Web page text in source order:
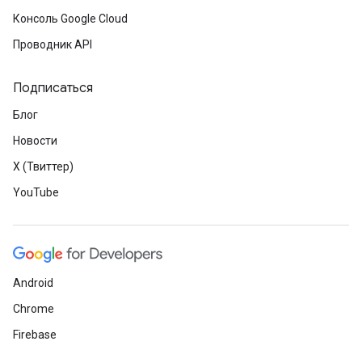
Консоль Google Cloud
Проводник API
Подписаться
Блог
Новости
X (Твиттер)
YouTube
Android
Chrome
Firebase